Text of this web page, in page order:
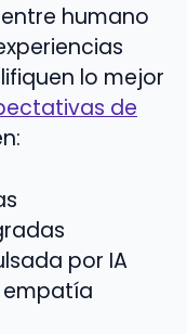
humano
lo mejor
de
por IA